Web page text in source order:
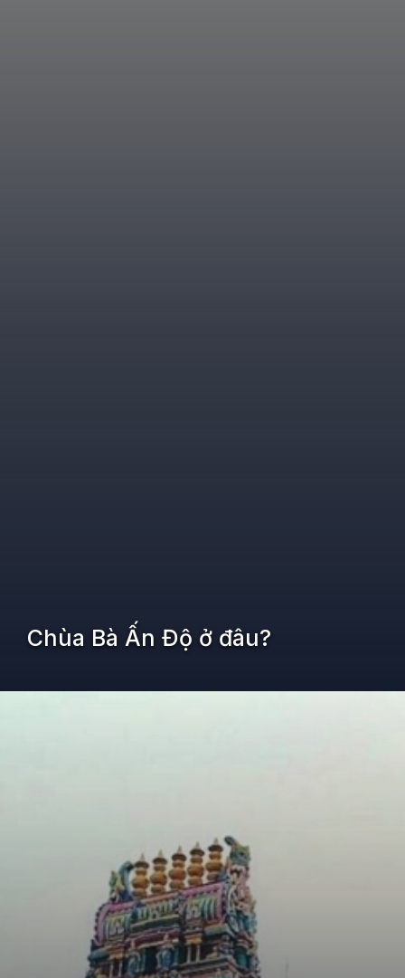
Chùa Bà Ấn Độ ở đâu?